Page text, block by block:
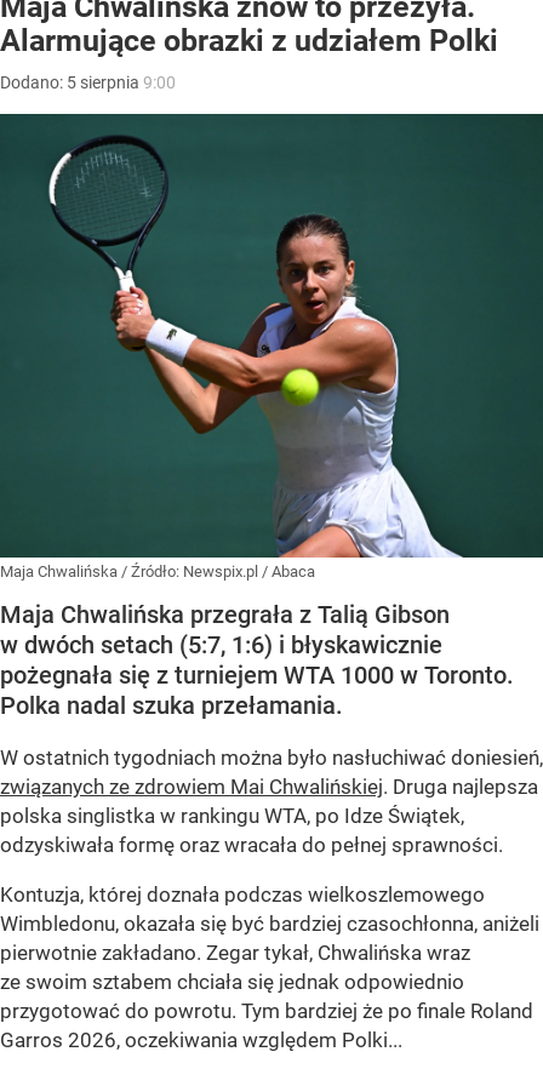
Alarmujące obrazki z udziałem Polki
Dodano: 5 sierpnia 9:00
Maja Chwalińska / Źródło: Newspix.pl / Abaca
Maja Chwalińska przegrała z Talią Gibson
w dwóch setach (5:7, 1:6) i błyskawicznie
pożegnała się z turniejem WTA 1000 w Toronto.
Polka nadal szuka przełamania.
W ostatnich tygodniach można było nasłuchiwać doniesień,
związanych ze zdrowiem Mai Chwalińskiej. Druga najlepsza
polska singlistka w rankingu WTA, po Idze Świątek,
odzyskiwała formę oraz wracała do pełnej sprawności.
Kontuzja, której doznała podczas wielkoszlemowego
Wimbledonu, okazała się być bardziej czasochłonna, aniżeli
pierwotnie zakładano. Zegar tykał, Chwalińska wraz
ze swoim sztabem chciała się jednak odpowiednio
przygotować do powrotu. Tym bardziej że po finale Roland
Garros 2026, oczekiwania względem Polki...